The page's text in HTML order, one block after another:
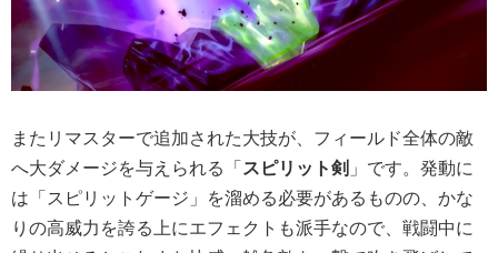
またリマスターで追加された大技が、フィールド全体の敵
へ大ダメージを与えられる「スピリット剣 」です。発動に
は「スピリットゲージ」を溜める必要があるものの、かな
りの高威力を誇る上にエフェクトも派手なので、戦闘中に